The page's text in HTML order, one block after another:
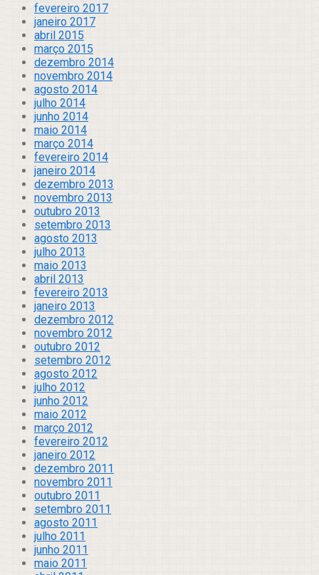
fevereiro 2017
janeiro 2017
abril 2015
março 2015
dezembro 2014
novembro 2014
agosto 2014
julho 2014
junho 2014
maio 2014
março 2014
fevereiro 2014
janeiro 2014
dezembro 2013
novembro 2013
outubro 2013
setembro 2013
agosto 2013
julho 2013
maio 2013
abril 2013
fevereiro 2013
janeiro 2013
dezembro 2012
novembro 2012
outubro 2012
setembro 2012
agosto 2012
julho 2012
junho 2012
maio 2012
março 2012
fevereiro 2012
janeiro 2012
dezembro 2011
novembro 2011
outubro 2011
setembro 2011
agosto 2011
julho 2011
junho 2011
maio 2011